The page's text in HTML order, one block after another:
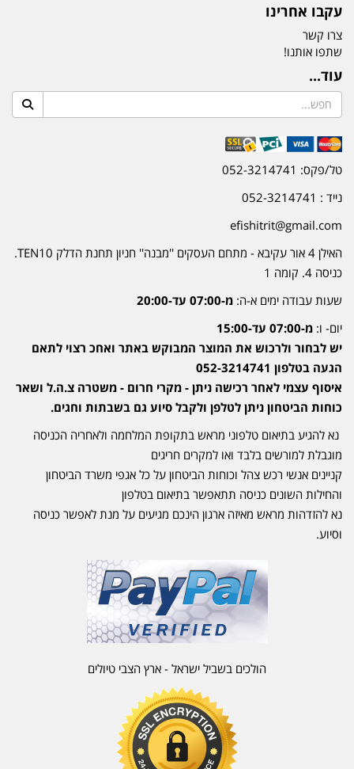
עקבו אחרינו
צרו קשר
שתפו אותנו!
עוד...
טל/פקס: 052-3214741
נייד : 052-3214741
efishitrit@gmail.com
האילן 4 אור עקיבא - מתחם העסקים ''מבנה'' חניון תחנת הדלק TEN10.
כניסה 4. קומה 1
שעות עבודה ימים א-ה: מ-07:00 עד-20:00
יום- ו: מ-07:00 עד-15:00
יש לבחור ולרכוש את המוצר המבוקש באתר ואחכ רצוי לתאם
הגעה בטלפון 052-3214741
איסוף עצמי לאחר רכישה ניתן - מקרי חרום - משטרה צ.ה.ל ושאר
כוחות הביטחון ניתן לטלפן ולקבל סיוע גם בשבתות וחגים.
נא להגיע בתיאום טלפוני מראש בתקופת המלחמה ולאחריה הכניסה
מוגבלת למורשים בלבד ואו למקרים חריגים
קניינים אנשי רכש צהל וכוחות הביטחון על כל אגפי משרד הביטחון
והחילות השונים כניסה תתאפשר בתיאום בטלפון
נא להזדהות מראש מאיזה ארגון הינכם מגיעים על מנת לאפשר כניסה
וסיוע.
הולכים בשביל ישראל - ארץ הצבי טיולים